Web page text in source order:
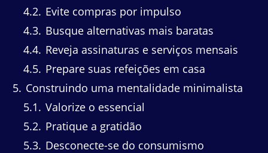
4.2 Evite compras por impulso
4.3 Busque alternativas mais baratas
4.4 Reveja assinaturas e serviços mensais
4.5 Prepare suas refeições em casa
5 Construindo uma mentalidade minimalista
5.1
Valorize o essencial
5.2 Pratique a gratidão
5.3 Desconecte-se do consumismo